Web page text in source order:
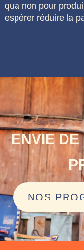
qua non pour
espérer réduire la
ENVIE DE
NOS